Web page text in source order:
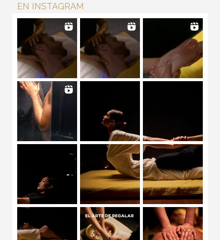
EN INSTAGRAM